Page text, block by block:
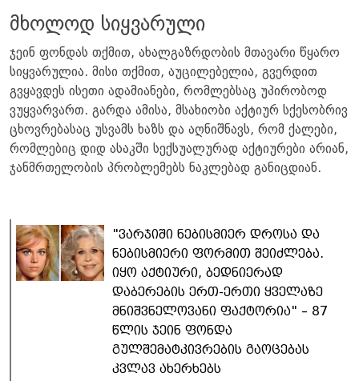
მხოლოდ სიყვარული
ჯეინ ფონდას თქმით, ახალგაზრდობის მთავარი წყარო
სიყვარულია. მისი თქმით, აუცილებელია, გვერდით
გვყავდეს ისეთი ადამიანები, რომლებსაც უპირობოდ
ვუყვარვართ. გარდა ამისა, მსახიობი აქტიურ სქესობრივ
ცხოვრებასაც უსვამს ხაზს და აღნიშნავს, რომ ქალები,
რომლებიც დიდ ასაკში სექსუალურად აქტიურები არიან,
ჯანმრთელობის პრობლემებს ნაკლებად განიცდიან.
"ვარჯიში ნებისმიერ დროსა და
ნებისმიერი ფორმით შეიძლება.
იყო აქტიური, ბედნიერად
დაბერების ერთ-ერთი ყველაზე
მნიშვნელოვანი ფაქტორია" – 87
წლის ჯეინ ფონდა
გულშემატკივრების გაოცებას
კვლავ ახერხებს